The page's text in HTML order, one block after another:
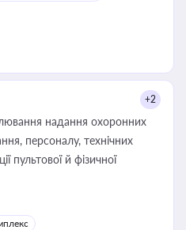
+2
надання охоронних
персоналу, технічних
пультової й фізичної